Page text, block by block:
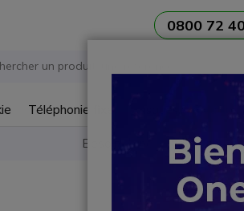
0800 72
Téléphonie fixe
Besoin d’une salle de